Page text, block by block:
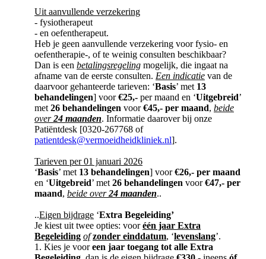
Uit aanvullende verzekering
- fysiotherapeut
- en oefentherapeut.
Heb je geen aanvullende verzekering voor fysio- en
oefentherapie-, of te weinig consulten beschikbaar?
Dan is een betalingsregeling mogelijk, die ingaat na
afname van de eerste consulten. Een indicatie van de
daarvoor gehanteerde tarieven: ‘Basis’ met 13
behandelingen] voor€25,- per maand en ‘Uitgebreid’
met 26 behandelingen voor€45,- per maand, beide
over24 maanden. Informatie daarover bij onze
Patiëntdesk [0320-267768 of
patientdesk@vermoeidheidkliniek.nl].
Tarieven per 01 januari 2026
‘Basis’ met 13 behandelingen] voor€26,- per maand
en ‘Uitgebreid’ met 26 behandelingen voor€47,- per
maand, beide over24 maanden..
..Eigen bijdrage ‘Extra Begeleiding’
Je kiest uit twee opties: vooréén jaar Extra
Begeleiding of zonder einddatum, ‘levenslang’.
1. Kies je vooreen jaar toegang tot alle Extra